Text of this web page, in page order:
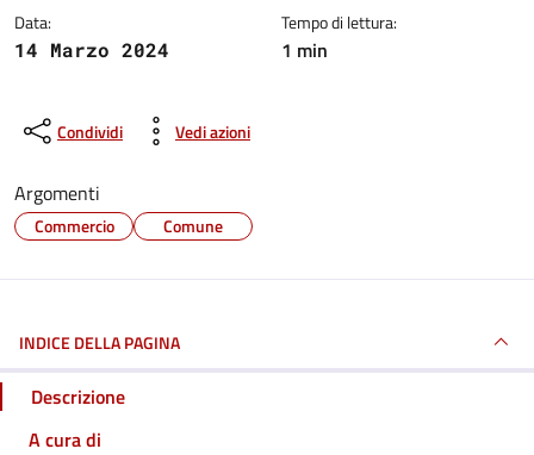
Data:
14 Marzo 2024
Tempo di lettura:
1 min
Condividi Vedi azioni
Argomenti
Commercio Comune
INDICE DELLA PAGINA
Descrizione
A cura di